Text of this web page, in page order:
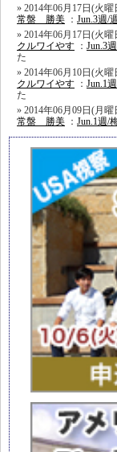
2014年06月17日(火曜
常盤 勝美 ： Jun.3週/
2014年06月17日(火曜
クルワイやす ： Jun.3
た
2014年06月10日(火曜
クルワイやす ： Jun.1
た
2014年06月09日(月曜
常盤 勝美 ： Jun.1週/